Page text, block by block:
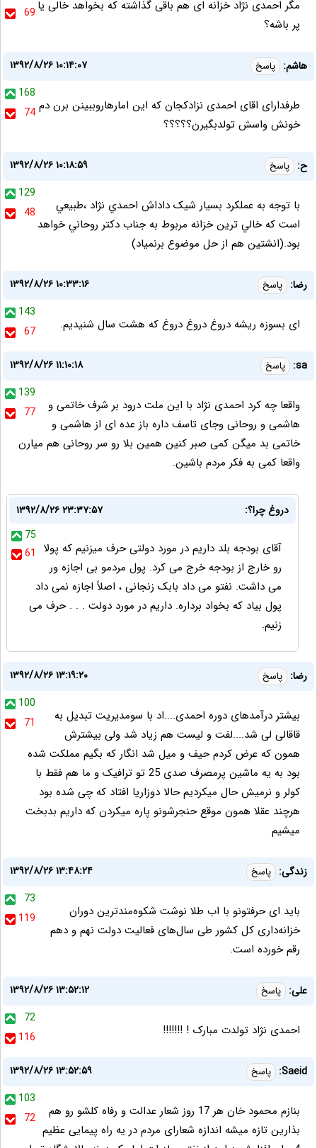
69 مگر احمدی نژاد خزانه ای هم باقی گذاشته که بخواهد خالی یا
پر باشه؟
هاشم: پاسخ
۱۳۹۲/۸/۲۶ ۱۰:۱۴:۰۷
168
74 طرفدارای اقای احمدی نزادکجان که این امارهاروببینن برن دم
خونش واسش تولدبگیرن؟؟؟؟؟
ح: پاسخ
۱۳۹۲/۸/۲۶ ۱۰:۱۸:۵۹
129
48
با توجه به عملکرد بسيار شيک داداش احمدي نژاد ،طبيعي
است که خالي ترين خزانه مربوط به جناب دکتر روحاني خواهد
بود.(انشتين هم از حل موضوع برنمياد)
رضا: پاسخ
۱۳۹۲/۸/۲۶ ۱۰:۳۳:۱۶
143
67
ای بسوزه ریشه دروغ دروغ دروغ که هشت سال شنیدیم.
sa: پاسخ
۱۳۹۲/۸/۲۶ ۱۱:۱۰:۱۸
139
77
واقعا چه کرد احمدی نژاد با این ملت درود بر شرف خاتمی و
هاشمی و روحانی وجای تاسف داره باز عده ای از هاشمی و
خاتمی بد میگن کمی صبر کنین همین بلا رو سر روحانی هم میارن
واقعا کمی به فکر مردم باشین.
دروغ چرا؟:
۱۳۹۲/۸/۲۶ ۲۳:۳۷:۵۷
75
61
آقای بودجه بلد داریم در مورد دولتی حرف میزنیم که پولا
رو خارج از بودجه خرج می کرد. پول مردمو بی اجازه ور
می داشت. نفتو می داد بابک زنجانی ، اصلاً اجازه نمی داد
پول بیاد که بخواد برداره. داریم در مورد دولت . . . حرف می
زنیم.
رضا: پاسخ
۱۳۹۲/۸/۲۶ ۱۳:۱۹:۲۰
100
71
بیشتر درآمدهای دوره احمدی....اد با سومدیریت تبدیل به
قاقالی لی شد....لفت و لیست هم زیاد شد ولی بیشترش
همون که عرض کردم حیف و میل شد انگار که بگیم مملکت شده
بود به یه ماشین پرمصرف صدی 25 تو ترافیک و ما هم فقط با
کولر و نرمیش حال میکردیم حالا دوزاریا افتاد که چی شده بود
هرچند عقلا همون موقع حنجرشونو پاره میکردن که داریم بدبخت
میشیم
زندگی: پاسخ
۱۳۹۲/۸/۲۶ ۱۳:۴۸:۲۴
73
119
باید ای حرفتونو با اب طلا نوشت شکوه‌مند‌ترین دوران
خزانه‌داری کل کشور طی سال‌های فعالیت دولت نهم و دهم
رقم خورده است.
علی: پاسخ
۱۳۹۲/۸/۲۶ ۱۳:۵۲:۱۲
72
116
احمدی نژاد تولدت مبارک ! !!!!!!!
Saeid: پاسخ
۱۳۹۲/۸/۲۶ ۱۳:۵۲:۵۹
103
72
بنازم محمود خان هر 17 روز شعار عدالت و رفاه کلشو رو هم
بذارین تازه میشه اندازه شعارای مردم در یه راه پیمایی عظیم